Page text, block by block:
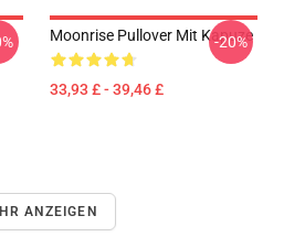
Moonrise Pullover Mit Kapuze
33,93 £ - 39,46 £
-20%
ANZEIGEN